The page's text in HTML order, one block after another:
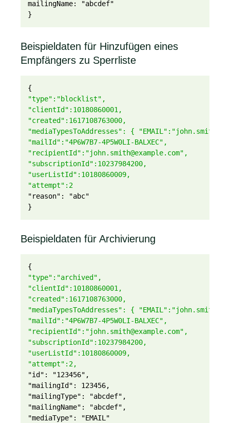
mailingName: "abcdef"
}
Beispieldaten für Hinzufügen eines
Empfängers zu Sperrliste
{
"type":"blocklist",
"clientId":10180860001,
"created":1617108763000,
"mediaTypesToAddresses": {
"mailId":"4P6W7B7-4P5W0LI-BALXEC",
"recipientId":"john.smith@example.com",
"subscriptionId":10237984200,
"userListId":10180860009,
"attempt":2
"reason": "abc"
}
Beispieldaten für Archivierung
{
"type":"archived",
"clientId":10180860001,
"created":1617108763000,
"mediaTypesToAddresses": {
"mailId":"4P6W7B7-4P5W0LI-BALXEC",
"recipientId":"john.smith@example.com",
"subscriptionId":10237984200,
"userListId":10180860009,
"attempt":2,
"id": "123456",
"mailingId": 123456,
"mailingType": "abcdef",
"mailingName": "abcdef",
"mediaType": "EMAIL"